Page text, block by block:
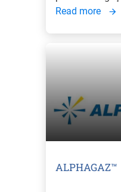
Read more
ALPHAGAZ™